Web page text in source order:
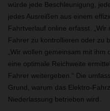
würde jede Beschleunigung,
jedes Ausreißen aus einem
Fahrtverlauf online erfasst.
Fahrer zu kontrollieren oder zu
„Wir wollen gemeinsam mit
eine optimale Reichweite
Fahrer weitergeben.“ Die
Grund, warum das Elektro-
Niederlassung betrieben wird.